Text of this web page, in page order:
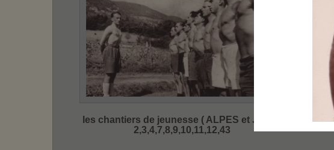
les chantiers de jeunesse ( ALPES et JURA)
2,3,4,7,8,9,10,11,12,43
les